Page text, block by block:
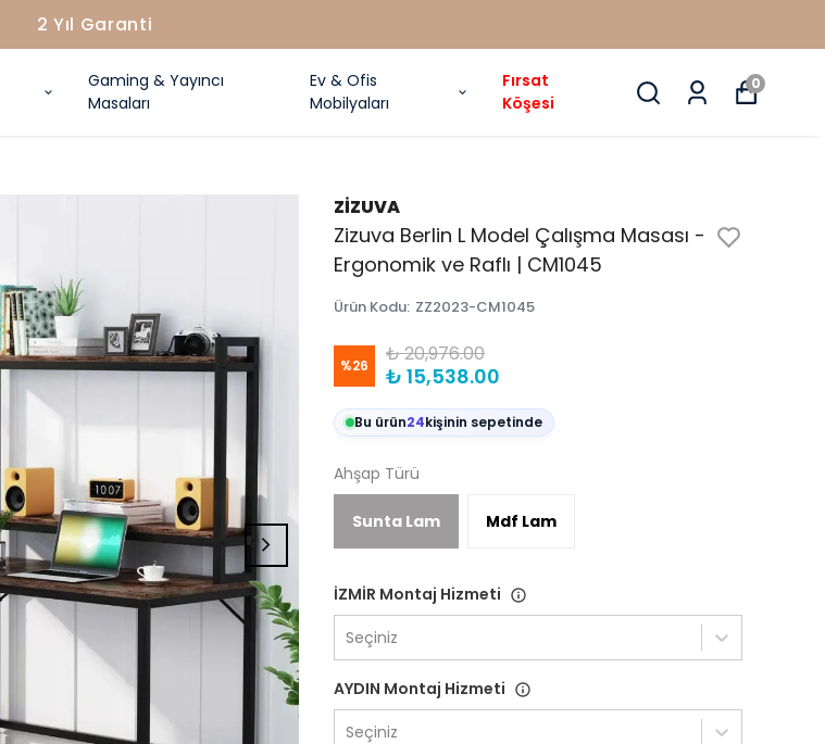
2 Yıl Garanti
Gaming & Yayıncı
Masaları
Ev & Ofis
Mobilyaları
Fırsat
Köşesi
0
ZİZUVA
Zizuva Berlin L Model Çalışma Masası -
Ergonomik ve Raflı | CM1045
Ürün Kodu: ZZ2023-CM1045
%26 ₺ 20,976.00
₺ 15,538.00
Bu ürün24kişinin sepetinde
Ahşap Türü
Sunta Lam Mdf Lam
İZMİR Montaj Hizmeti
Seçiniz
AYDIN Montaj Hizmeti
Seçiniz